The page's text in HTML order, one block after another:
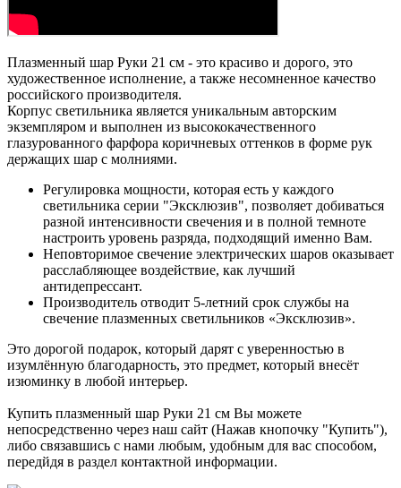
Плазменный шар Руки 21 см - это красиво и дорого, это
художественное исполнение, а также несомненное качество
российского производителя.
Корпус светильника является уникальным авторским
экземпляром и выполнен из высококачественного
глазурованного фарфора коричневых оттенков в форме рук
держащих шар с молниями.
Регулировка мощности, которая есть у каждого
светильника серии "Эксклюзив", позволяет добиваться
разной интенсивности свечения и в полной темноте
настроить уровень разряда, подходящий именно Вам.
Неповторимое свечение электрических шаров оказывает
расслабляющее воздействие, как лучший
антидепрессант.
Производитель отводит 5-летний срок службы на
свечение плазменных светильников «Эксклюзив».
Это дорогой подарок, который дарят с уверенностью в
изумлённую благодарность, это предмет, который внесёт
изюминку в любой интерьер.
Купить плазменный шар Руки 21 см Вы можете
непосредственно через наш сайт (Нажав кнопочку "Купить"),
либо связавшись с нами любым, удобным для вас способом,
передйдя в раздел контактной информации.